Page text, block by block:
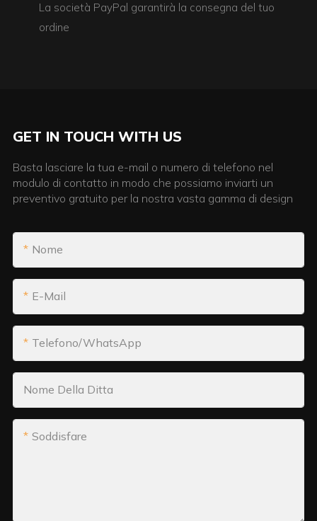
La società PayPal garantirà la consegna del tuo
ordine
GET IN TOUCH WITH US
Basta lasciare la tua e-mail o numero di telefono nel
modulo di contatto in modo che possiamo inviarti un
preventivo gratuito per la nostra vasta gamma di design
Nome
E-Mail
Telefono/WhatsApp
Nome Della Ditta
Soddisfare